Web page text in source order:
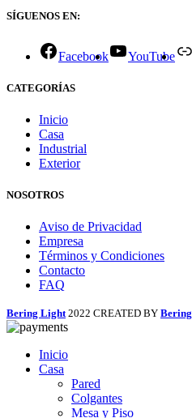
SÍGUENOS EN:
Facebook YouTube
CATEGORÍAS
Inicio
Casa
Industrial
Exterior
NOSOTROS
Aviso de Privacidad
Empresa
Términos y Condiciones
Contacto
FAQ
Bering Light 2022 CREATED BY Bering
Inicio
Casa
Pared
Colgantes
Mesa y Piso